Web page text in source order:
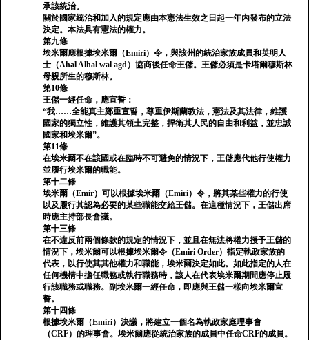
承該統治。
關於國家統治和加入的規定應由本憲法生效之日起一年內發布的立法
決定。本法具有憲法的權力。
第九條
埃米爾應根據埃米爾（Emiri）令，與該州的統治家族成員和英明人
士（Ahal Alhal wal agd）協商後任命王儲。王儲必須是卡塔爾穆斯林
母親所生的穆斯林。
第10條
王儲一經任命，應宣誓：
“我……全能真主鄭重宣誓，尊重伊斯蘭教法，憲法及其法律，維護
國家的獨立性，維護其領土完整，捍衛其人民的自由和利益，並忠誠
國家和埃米爾”。
第11條
在埃米爾不在該國或在臨時不可避免的情況下，王儲應代他行使權力
並履行埃米爾的職能。
第十二條
埃米爾（Emir）可以根據埃米爾（Emiri）令，將其某些權力的行使
以及履行其認為必要的某些職能交給王儲。在這種情況下，王儲出席
時應主持部長會議。
第十三條
在不違反前兩個條款的規定的情況下，並且在無法將權力授予王儲的
情況下，埃米爾可以根據埃米爾令（Emiri Order）指定執政家族的
代表，以行使其其他權力和職能，埃米爾決定如此。如此指定的人在
任何機構中擔任職務或執行職務時，該人在代表埃米爾期間應停止履
行該職務或職務。副埃米爾一經任命，即應與王儲一樣向埃米爾宣
誓。
第十四條
根據埃米爾（Emiri）決議，將建立一個名為執政家庭理事會
（CRF）的理事會。埃米爾應從統治家族的成員中任命CRF的成員。